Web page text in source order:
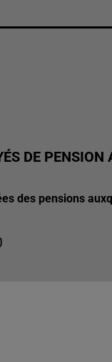
DE
des pensions